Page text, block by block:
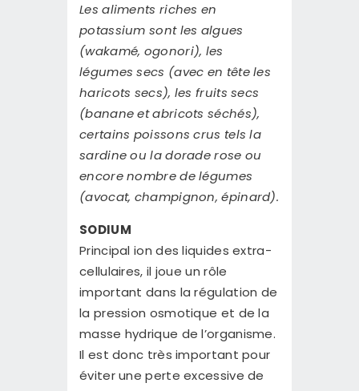
Les aliments riches en
potassium sont les algues
(wakamé, ogonori), les
légumes secs (avec en tête les
haricots secs), les fruits secs
(banane et abricots séchés),
certains poissons crus tels la
sardine ou la dorade rose ou
encore nombre de légumes
(avocat, champignon, épinard).
SODIUM
Principal ion des liquides extra-
cellulaires, il joue un rôle
important dans la régulation de
la pression osmotique et de la
masse hydrique de l’organisme.
Il est donc très important pour
éviter une perte excessive de